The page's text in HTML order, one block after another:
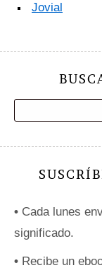
Jovial
• Cada lunes
significado.
• Recibe un